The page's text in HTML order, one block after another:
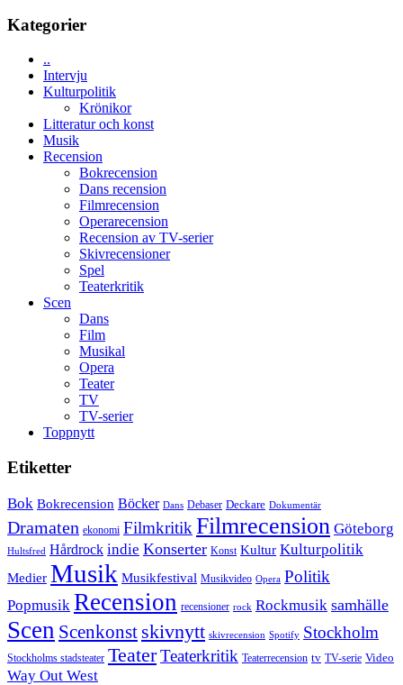
Kategorier
..
Intervju
Kulturpolitik
Krönikor
Litteratur och konst
Musik
Recension
Bokrecension
Dans recension
Filmrecension
Operarecension
Recension av TV-serier
Skivrecensioner
Spel
Teaterkritik
Scen
Dans
Film
Musikal
Opera
Teater
TV
TV-serier
Toppnytt
Etiketter
Bok Bokrecension Böcker Dans Debaser Deckare Dokumentär
Dramaten ekonomi Filmkritik Filmrecension Göteborg
Hultsfred Hårdrock indie Konserter Konst Kultur Kulturpolitik
Medier Musik Musikfestival Musikvideo Opera Politik
Popmusik Recension recensioner rock Rockmusik samhälle
Scen Scenkonst skivnytt skivrecension Spotify Stockholm
Stockholms stadsteater TeaterTeaterkritik Teaterrecension tv TV-serie Video
Way Out West